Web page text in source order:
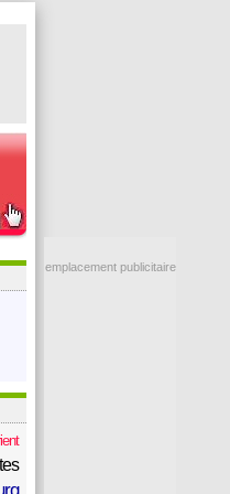
emplacement publicitaire